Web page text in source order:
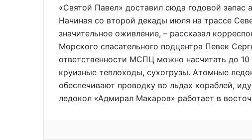
«Святой Павел» доставил сюда годовой запас
Начиная со второй декады июля на трассе
значительное оживление, – рассказал
Морского спасательного подцентра Певек
ответственности МСПЦ можно насчитать до
круизные теплоходы, сухогрузы. Атомные
обеспечивают проводку во льдах кораблей,
ледокол «Адмирал Макаров» работает в